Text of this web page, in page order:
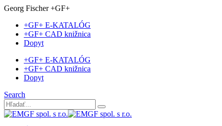
Georg Fischer +GF+
+GF+ E-KATALÓG
+GF+ CAD knižnica
Dopyt
+GF+ E-KATALÓG
+GF+ CAD knižnica
Dopyt
Search